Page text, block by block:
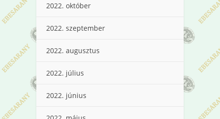
2022. október
2022. szeptember
2022. augusztus
2022. július
2022. június